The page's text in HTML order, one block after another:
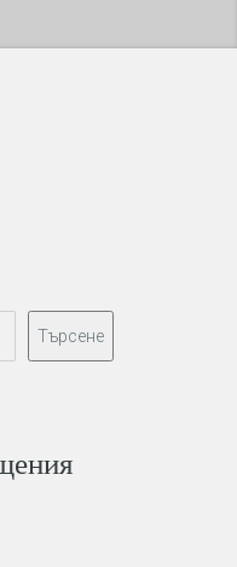
Търсене